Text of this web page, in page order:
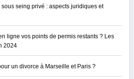
sous seing privé : aspects juridiques et
ligne vos points de permis restants ? Les
2024
un divorce à Marseille et Paris ?